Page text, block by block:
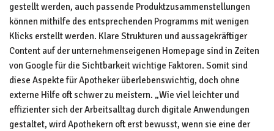
gestellt werden, auch passende Produktzusammenstellungen
können mithilfe des entsprechenden Programms mit wenigen
Klicks erstellt werden. Klare Strukturen und aussagekräftiger
Content auf der unternehmenseigenen Homepage sind in Zeiten
von Google für die Sichtbarkeit wichtige Faktoren. Somit sind
diese Aspekte für Apotheker überlebenswichtig, doch ohne
externe Hilfe oft schwer zu meistern. „Wie viel leichter und
effizienter sich der Arbeitsalltag durch digitale Anwendungen
gestaltet, wird Apothekern oft erst bewusst, wenn sie eine der